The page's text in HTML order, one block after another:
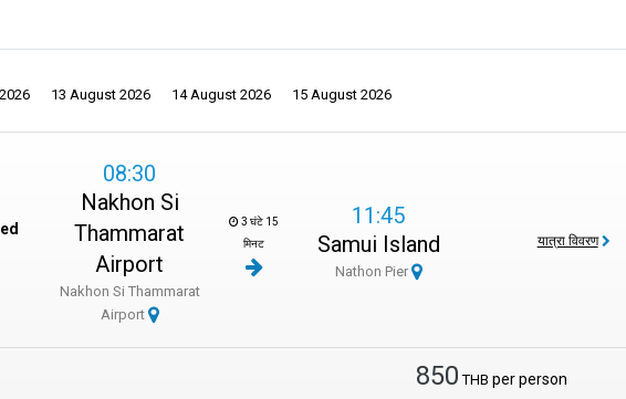
13 August 2026 14 August 2026 15 August 2026
08:30
Nakhon Si
Thammarat
Airport
Nakhon Si Thammarat
Airport
3 घंटे 15
मिनट
11:45
Samui Island
Nathon Pier
यात्रा विवरण
850 THB per person